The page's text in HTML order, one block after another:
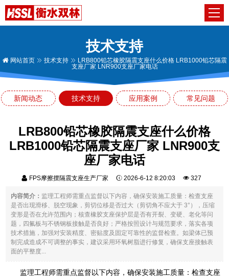
技术支持
网站首页 技术支持
LRB800铅芯橡胶隔震支座什么价格 LRB1000铅芯隔震
支座厂家 LNR900支座厂家电话
新闻动态 技术支持 应用案例 常见问题
LRB800铅芯橡胶隔震支座什么价格
LRB1000铅芯隔震支座厂家 LNR900支
座厂家电话
FPS摩擦摆隔震支座生产厂家 2026-6-12 8:20:03 327
内容简介： 监理工程师需重点监督以下内容，确保安装施工质量：检查支座
是否出现滑移、脱空现象，剪切位移是否过大（剪切角不应大于 3°），压缩
变形是否在允许范围内；核查橡胶支座保护层是否有开裂、变硬、老化等问
题，四氟板与不锈钢板接触是否良好；严格按照设计与规范要求，落实各项
技术措施，加强对安装精度、密贴度及固定可靠性的监督检查。如梁体已预
制完成造成不可调整的事实，建议采用环氧树脂进行修复，确保支座接触表
面的平整度...
监理工程师需重点监督以下内容，确保安装施工质量：检查支座